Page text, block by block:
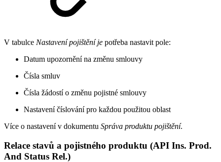
V tabulce Nastavení pojištění je potřeba nastavit pole:
Datum upozornění na změnu smlouvy
Čísla smluv
Čísla žádostí o změnu pojistné smlouvy
Nastavení číslování pro každou použitou oblast
Více o nastavení v dokumentu Správa produktu pojištění.
Relace stavů a pojistného produktu (API Ins. Prod.
And Status Rel.)